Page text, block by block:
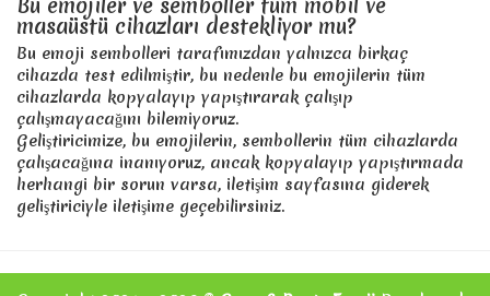
masaüstü cihazları destekliyor mu?
Bu emoji sembolleri tarafımızdan yalnızca birkaç
cihazda test edilmiştir, bu nedenle bu emojilerin tüm
cihazlarda kopyalayıp yapıştırarak çalışıp
çalışmayacağını bilemiyoruz.
Geliştiricimize, bu emojilerin, sembollerin tüm cihazlarda
çalışacağına inanıyoruz, ancak kopyalayıp yapıştırmada
herhangi bir sorun varsa, iletişim sayfasına giderek
geliştiriciyle iletişime geçebilirsiniz.